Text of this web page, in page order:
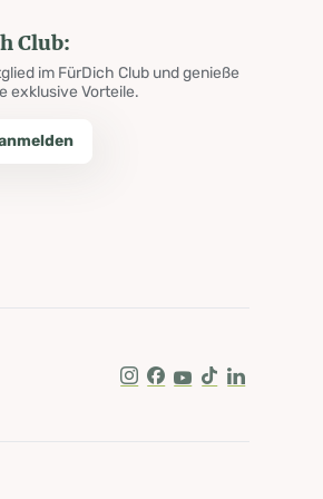
Club:
im FürDich Club und genieße
exklusive Vorteile.
Instagram
Facebook
Youtube
Tik TokLinkedIn